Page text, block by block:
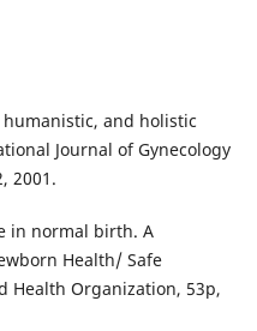
humanistic, and holistic
Journal of Gynecology
2001.
in normal birth. A
Health/ Safe
Health Organization, 53p,